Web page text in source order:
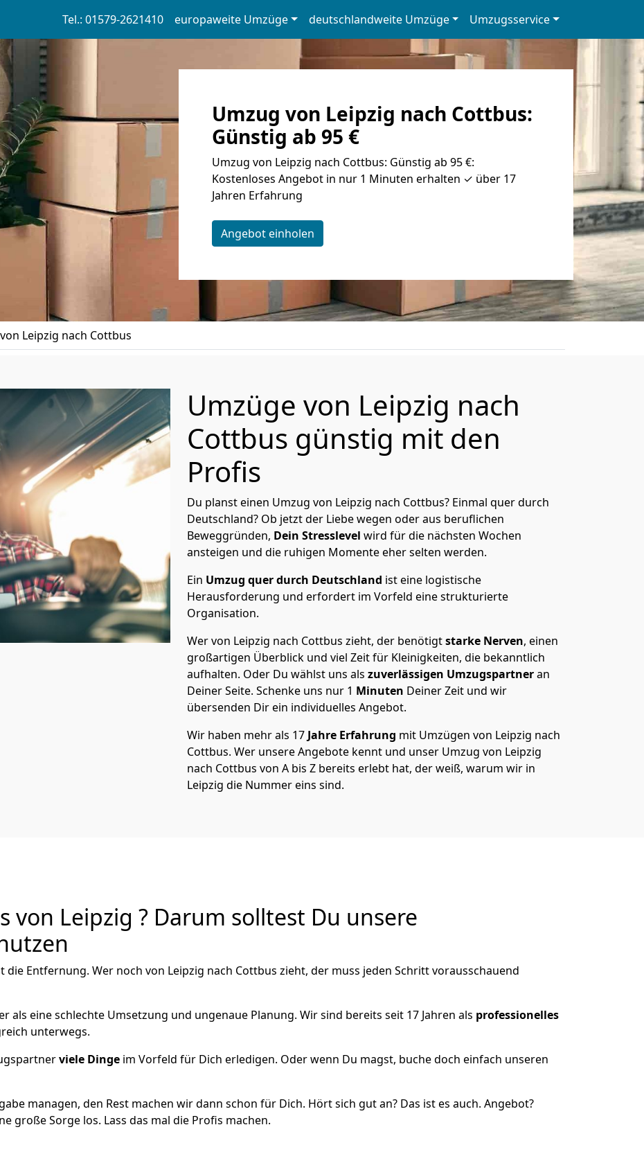
Tel.: 01579-2621410 europaweite Umzüge deutschlandweite Umzüge Umzugsservice
Umzug von Leipzig nach Cottbus:
Günstig ab 95 €
Umzug von Leipzig nach Cottbus: Günstig ab 95 €:
Kostenloses Angebot in nur 1 Minuten erhalten ✓ über 17
Jahren Erfahrung
Angebot einholen
Leipzig nach Cottbus
Umzüge von Leipzig nach
Cottbus günstig mit den
Profis
Du planst einen Umzug von Leipzig nach Cottbus? Einmal quer durch
Deutschland? Ob jetzt der Liebe wegen oder aus beruflichen
Beweggründen, Dein Stresslevel wird für die nächsten Wochen
ansteigen und die ruhigen Momente eher selten werden.
Ein Umzug quer durch Deutschland ist eine logistische
Herausforderung und erfordert im Vorfeld eine strukturierte
Organisation.
Wer von Leipzig nach Cottbus zieht, der benötigtstarke Nerven, einen
großartigen Überblick und viel Zeit für Kleinigkeiten, die bekanntlich
aufhalten. Oder Du wählst uns als zuverlässigen Umzugspartneran
Deiner Seite. Schenke uns nur 1 Minuten Deiner Zeit und wir
übersenden Dir ein individuelles Angebot.
Wir haben mehr als 17 Jahre Erfahrung mit Umzügen von Leipzig nach
Cottbus. Wer unsere Angebote kennt und unser Umzug von Leipzig
nach Cottbus von A bis Z bereits erlebt hat, der weiß, warum wir in
Leipzig die Nummer eins sind.
von Leipzig ? Darum solltest Du unsere
Entfernung. Wer noch von Leipzig nach Cottbus zieht, der muss jeden Schritt vorausschauend
als eine schlechte Umsetzung und ungenaue Planung. Wir sind bereits seit 17 Jahren als professionelles
unterwegs.
viele Dinge im Vorfeld für Dich erledigen. Oder wenn Du magst, buche doch einfach unseren
managen, den Rest machen wir dann schon für Dich. Hört sich gut an? Das ist es auch. Angebot?
große Sorge los. Lass das mal die Profis machen.